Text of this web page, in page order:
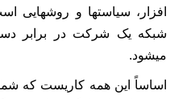
افزار، سیاستها و روشهایی
شبکه یک شرکت در برابر
میشود.
اساساً این همه کاریست که